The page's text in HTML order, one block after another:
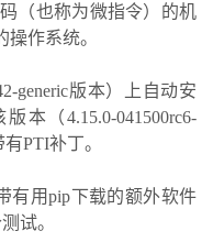
（也称为微指令）的机
操作系统。
generic版本）上自动安
本（4.15.0-041500rc6-
PTI补丁。
有用pip下载的额外软件
试。